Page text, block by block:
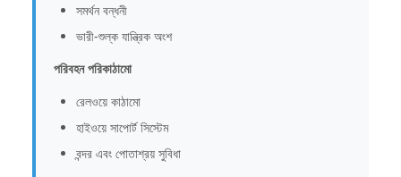
সমর্থন বন্ধনী
ভারী-শুল্ক যান্ত্রিক অংশ
পরিবহন পরিকাঠামো
রেলওয়ে কাঠামো
হাইওয়ে সাপোর্ট সিস্টেম
বন্দর এবং পোতাশ্রয় সুবিধা